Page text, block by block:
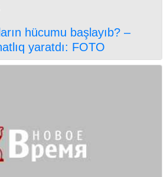
hücumu başlayıb? –
yaratdı: FOTO